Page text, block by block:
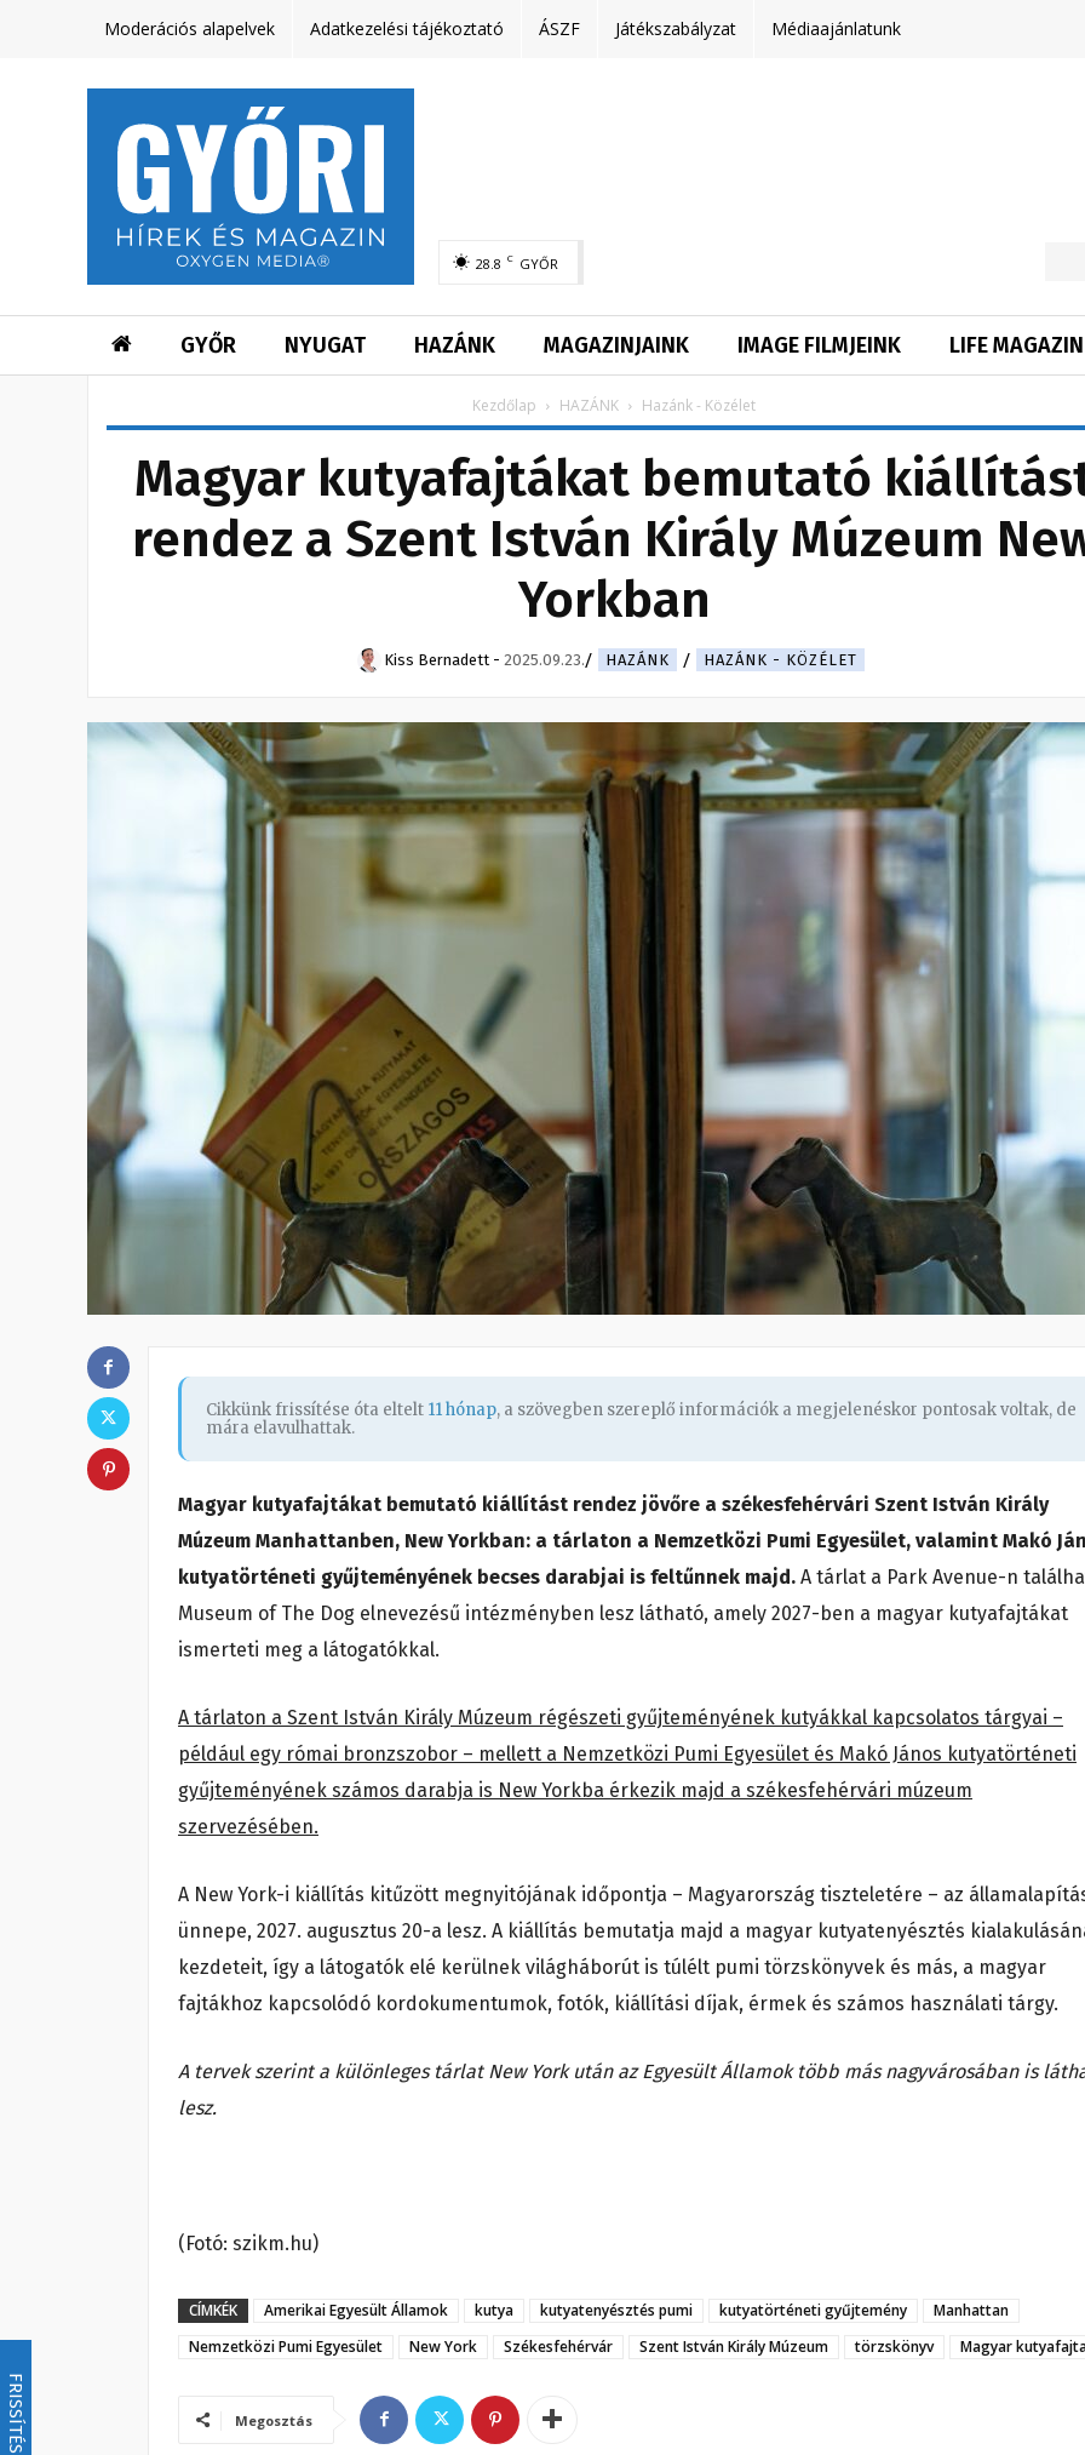
FRISSÍTÉS
Moderációs alapelvek Adatkezelési tájékoztató ÁSZF Játékszabályzat Médiaajánlatunk
28.8 C GYŐR
GYŐR NYUGAT HAZÁNK MAGAZINJAINK IMAGE FILMJEINK LIFE MAGAZIN
Kezdőlap HAZÁNK Hazánk - Közélet
Magyar kutyafajtákat bemutató
rendez a Szent István Király Múzeum
Yorkban
Kiss Bernadett - 2025.09.23. HAZÁNK HAZÁNK - KÖZÉLET
Cikkünk frissítése óta eltelt 11 hónap, a szövegben szereplő információk a megjelenéskor pontosak voltak, de
mára elavulhattak.
Magyar kutyafajtákat bemutató kiállítást rendez jövőre a székesfehérvári Szent István Király
Múzeum Manhattanben, New Yorkban: a tárlaton a Nemzetközi Pumi Egyesület, valamint Makó
kutyatörténeti gyűjteményének becses darabjai is feltűnnek majd. A tárlat a Park Avenue-n
Museum of The Dog elnevezésű intézményben lesz látható, amely 2027-ben a magyar kutyafajtákat
ismerteti meg a látogatókkal.
A tárlaton a Szent István Király Múzeum régészeti gyűjteményének kutyákkal kapcsolatos tárgyai –
például egy római bronzszobor – mellett a Nemzetközi Pumi Egyesület és Makó János kutyatörténeti
gyűjteményének számos darabja is New Yorkba érkezik majd a székesfehérvári múzeum
szervezésében.
A New York-i kiállítás kitűzött megnyitójának időpontja – Magyarország tiszteletére – az
ünnepe, 2027. augusztus 20-a lesz. A kiállítás bemutatja majd a magyar kutyatenyésztés
kezdeteit, így a látogatók elé kerülnek világháborút is túlélt pumi törzskönyvek és más, a magyar
fajtákhoz kapcsolódó kordokumentumok, fotók, kiállítási díjak, érmek és számos használati tárgy.
A tervek szerint a különleges tárlat New York után az Egyesült Államok több más nagyvárosában is
lesz.
(Fotó: szikm.hu)
CÍMKÉK Amerikai Egyesült Államok kutya kutyatenyésztés pumi kutyatörténeti gyűjtemény
Manhattan
Nemzetközi Pumi Egyesület
New York Székesfehérvár Szent István Király Múzeum törzskönyv Magyar
Megosztás